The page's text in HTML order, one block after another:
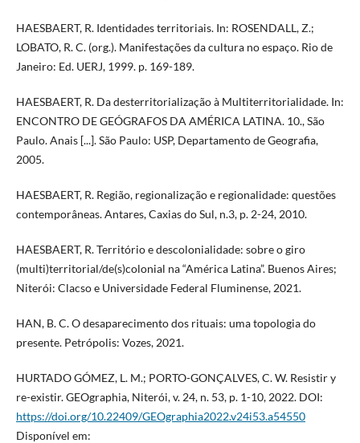
HAESBAERT, R. Identidades territoriais. In: ROSENDALL, Z.;
LOBATO, R. C. (org.). Manifestações da cultura no espaço. Rio de
Janeiro: Ed. UERJ, 1999. p. 169-189.
HAESBAERT, R. Da desterritorialização à Multiterritorialidade. In:
ENCONTRO DE GEÓGRAFOS DA AMÉRICA LATINA. 10., São
Paulo. Anais [...]. São Paulo: USP, Departamento de Geografia,
2005.
HAESBAERT, R. Região, regionalização e regionalidade: questões
contemporâneas. Antares, Caxias do Sul, n.3, p. 2-24, 2010.
HAESBAERT, R. Território e descolonialidade: sobre o giro
(multi)territorial/de(s)colonial na “América Latina”. Buenos Aires;
Niterói: Clacso e Universidade Federal Fluminense, 2021.
HAN, B. C. O desaparecimento dos rituais: uma topologia do
presente. Petrópolis: Vozes, 2021.
HURTADO GÓMEZ, L. M.; PORTO-GONÇALVES, C. W. Resistir y
re-existir. GEOgraphia, Niterói, v. 24, n. 53, p. 1-10, 2022. DOI:
https://doi.org/10.22409/GEOgraphia2022.v24i53.a54550
Disponível em: